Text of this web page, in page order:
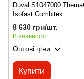
Duval S1047000
Isofast Combitek
8 630 грн/шт.
В наявності
Оптові ціни
Купити